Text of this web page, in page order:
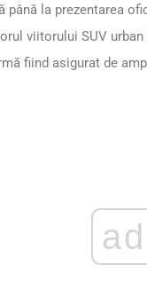
până la prezentarea
viitorului SUV
fiind asigurat de
ad